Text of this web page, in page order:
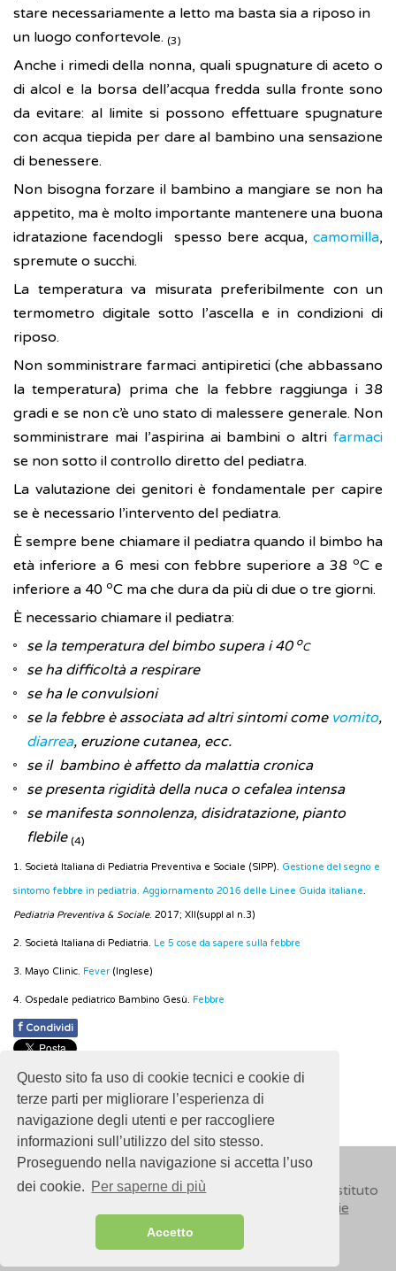
Questo sito fa uso di cookie tecnici e cookie di
terze parti per migliorare l’esperienza di
navigazione degli utenti e per raccogliere
informazioni sull’utilizzo del sito stesso.
Proseguendo nella navigazione si accetta l’uso
dei cookie. Per saperne di più
Accetto
stare necessariamente a letto ma basta sia a riposo in
un luogo confortevole. (3)
Anche i rimedi della nonna, quali spugnature di aceto o
di alcol e la borsa dell’acqua fredda sulla fronte sono
da evitare: al limite si possono effettuare spugnature
con acqua tiepida per dare al bambino una sensazione
di benessere.
Non bisogna forzare il bambino a mangiare se non ha
appetito, ma è molto importante mantenere una buona
idratazione facendogli spesso bere acqua, camomilla,
spremute o succhi.
La temperatura va misurata preferibilmente con un
termometro digitale sotto l’ascella e in condizioni di
riposo.
Non somministrare farmaci antipiretici (che abbassano
la temperatura) prima che la febbre raggiunga i 38
gradi e se non c’è uno stato di malessere generale. Non
somministrare mai l’aspirina ai bambini o altri farmaci
se non sotto il controllo diretto del pediatra.
La valutazione dei genitori è fondamentale per capire
se è necessario l’intervento del pediatra.
È sempre bene chiamare il pediatra quando il bimbo ha
età inferiore a 6 mesi con febbre superiore a 38 oC e
inferiore a 40 oC ma che dura da più di due o tre giorni.
È necessario chiamare il pediatra:
se la temperatura del bimbo supera i 40 oC
se ha difficoltà a respirare
se ha le convulsioni
se la febbre è associata ad altri sintomi come vomito,
diarrea, eruzione cutanea, ecc.
se il bambino è affetto da malattia cronica
se presenta rigidità della nuca o cefalea intensa
se manifesta sonnolenza, disidratazione, pianto
flebile (4)
1. Società Italiana di Pediatria Preventiva e Sociale (SIPP). Gestione del segno e
sintomo febbre in pediatria. Aggiornamento 2016 delle Linee Guida italiane.
Pediatria Preventiva & Sociale. 2017; XII(suppl al n.3)
2. Società Italiana di Pediatria. Le 5 cose da sapere sulla febbre
3. Mayo Clinic. Fever (Inglese)
4. Ospedale pediatrico Bambino Gesù. Febbre
f Condividi
Pubblicato: 21 Maggio 2019
- Ultimo aggiornamento: 30 Ottobre 2024
© 2018ISSalute - Sito sviluppato e gestito dall’Istituto
Cookie